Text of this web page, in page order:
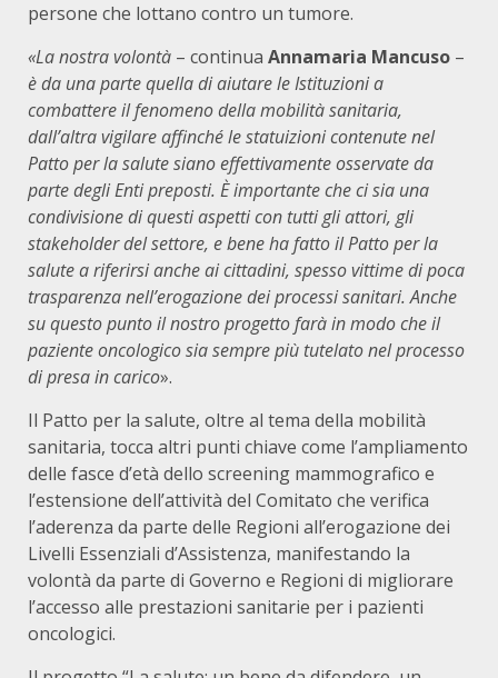
persone che lottano contro un tumore.
«La nostra volontà – continua Annamaria Mancuso –
è da una parte quella di aiutare le Istituzioni a
combattere il fenomeno della mobilità sanitaria,
dall’altra vigilare affinché le statuizioni contenute nel
Patto per la salute siano effettivamente osservate da
parte degli Enti preposti. È importante che ci sia una
condivisione di questi aspetti con tutti gli attori, gli
stakeholder del settore, e bene ha fatto il Patto per la
salute a riferirsi anche ai cittadini, spesso vittime di poca
trasparenza nell’erogazione dei processi sanitari. Anche
su questo punto il nostro progetto farà in modo che il
paziente oncologico sia sempre più tutelato nel processo
di presa in carico».
Il Patto per la salute, oltre al tema della mobilità
sanitaria, tocca altri punti chiave come l’ampliamento
delle fasce d’età dello screening mammografico e
l’estensione dell’attività del Comitato che verifica
l’aderenza da parte delle Regioni all’erogazione dei
Livelli Essenziali d’Assistenza, manifestando la
volontà da parte di Governo e Regioni di migliorare
l’accesso alle prestazioni sanitarie per i pazienti
oncologici.